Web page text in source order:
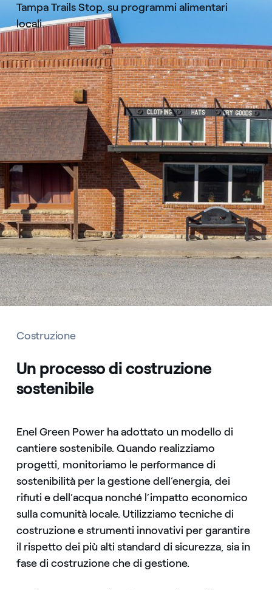
Tampa Trails Stop, su programmi alimentari
locali.
Costruzione
Un processo di costruzione
sostenibile
Enel Green Power ha adottato un modello di
cantiere sostenibile. Quando realizziamo
progetti, monitoriamo le performance di
sostenibilità per la gestione dell’energia, dei
rifiuti e dell’acqua nonché l’impatto economico
sulla comunità locale. Utilizziamo tecniche di
costruzione e strumenti innovativi per garantire
il rispetto dei più alti standard di sicurezza, sia in
fase di costruzione che di gestione.